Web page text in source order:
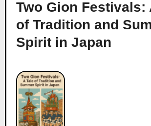
Two Gion Festivals:
of Tradition and
Spirit in Japan